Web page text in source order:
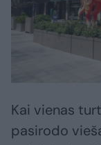
Kai vienas
pasirodo